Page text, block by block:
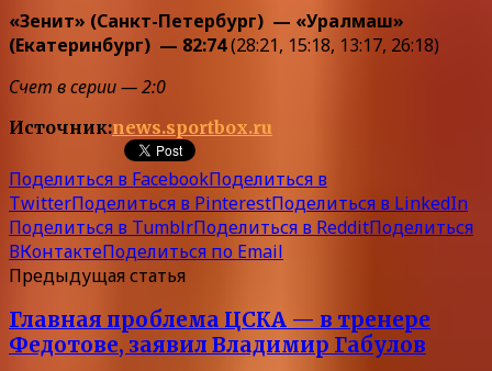
«Зенит» (Санкт-Петербург) — «Уралмаш»
(Екатеринбург) — 82:74(28:21, 15:18, 13:17, 26:18)
Счет в серии — 2:0
Источник:news.sportbox.ru
Поделиться в FacebookПоделиться в
TwitterПоделиться в PinterestПоделиться в LinkedIn
Поделиться в TumblrПоделиться в RedditПоделиться
ВКонтактеПоделиться по Email
Предыдущая статья
Главная проблема ЦСКА — в тренере
Федотове, заявил Владимир Габулов